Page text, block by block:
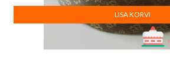
LISA KORVI